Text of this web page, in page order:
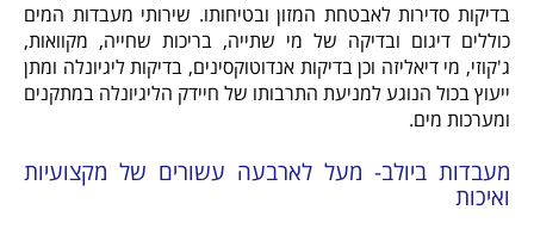
בדיקות סדירות לאבטחת המזון ובטיחותו. שירותי מעבדות המים
כוללים דיגום ובדיקה של מי שתייה, בריכות שחייה, מקוואות,
ג'קוזי, מי דיאליזה וכן בדיקות אנדוטוקסינים, בדיקות ליגיונלה ומתן
ייעוץ בכול הנוגע למניעת התרבותו של חיידק הליגיונלה במתקנים
ומערכות מים.
מעבדות ביולב- מעל לארבעה עשורים של מקצועיות
ואיכות